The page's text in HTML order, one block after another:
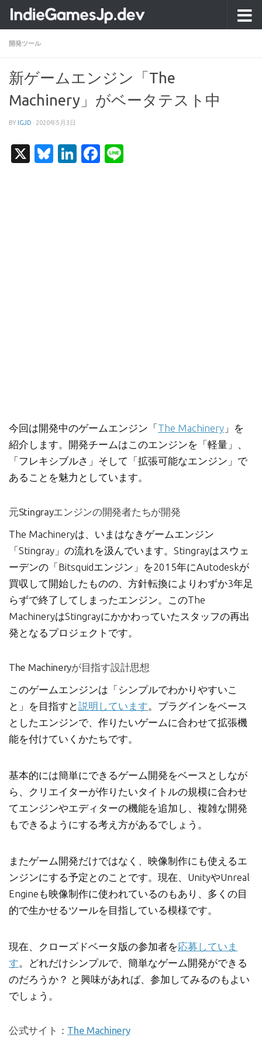
コンテンツへスキップ
開発ツール
新ゲームエンジン「The
Machinery」がベータテスト中
BY IGJD · 2020年5月3日
X Bluesky
LinkedIn
Facebook
今回は開発中のゲームエンジン「The Machinery 」を
紹介します。開発チームはこのエンジンを「軽量」、
「フレキシブルさ」そして「拡張可能なエンジン」で
あることを魅力としています。
元Stingrayエンジンの開発者たちが開発
The Machineryは、いまはなきゲームエンジン
「Stingray」の流れを汲んでいます。Stingrayはスウェ
ーデンの「Bitsquidエンジン」を2015年にAutodeskが
買収して開始したものの、方針転換によりわずか3年足
らずで終了してしまったエンジン。このThe
MachineryはStingrayにかかわっていたスタッフの再出
発となるプロジェクトです。
The Machineryが目指す設計思想
このゲームエンジンは「シンプルでわかりやすいこ
と」を目指すと説明しています 。プラグインをベース
としたエンジンで、作りたいゲームに合わせて拡張機
能を付けていくかたちです。
基本的には簡単にできるゲーム開発をベースとしなが
ら、クリエイターが作りたいタイトルの規模に合わせ
てエンジンやエディターの機能を追加し、複雑な開発
もできるようにする考え方があるでしょう。
またゲーム開発だけではなく、映像制作にも使えるエ
ンジンにする予定とのことです。現在、UnityやUnreal
Engineも映像制作に使われているのもあり、多くの目
的で生かせるツールを目指している模様です。
現在、クローズドベータ版の参加者を応募していま
す 。どれだけシンプルで、簡単なゲーム開発ができる
のだろうか？ と興味があれば、参加してみるのもよい
でしょう。
公式サイト： The Machinery